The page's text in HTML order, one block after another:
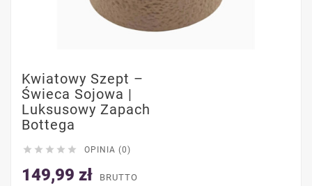
Kwiatowy Szept –
Świeca Sojowa |
Luksusowy Zapach
Bottega
     OPINIA (0)
149,99 zł BRUTTO